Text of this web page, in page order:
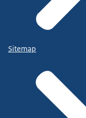
Sitemap